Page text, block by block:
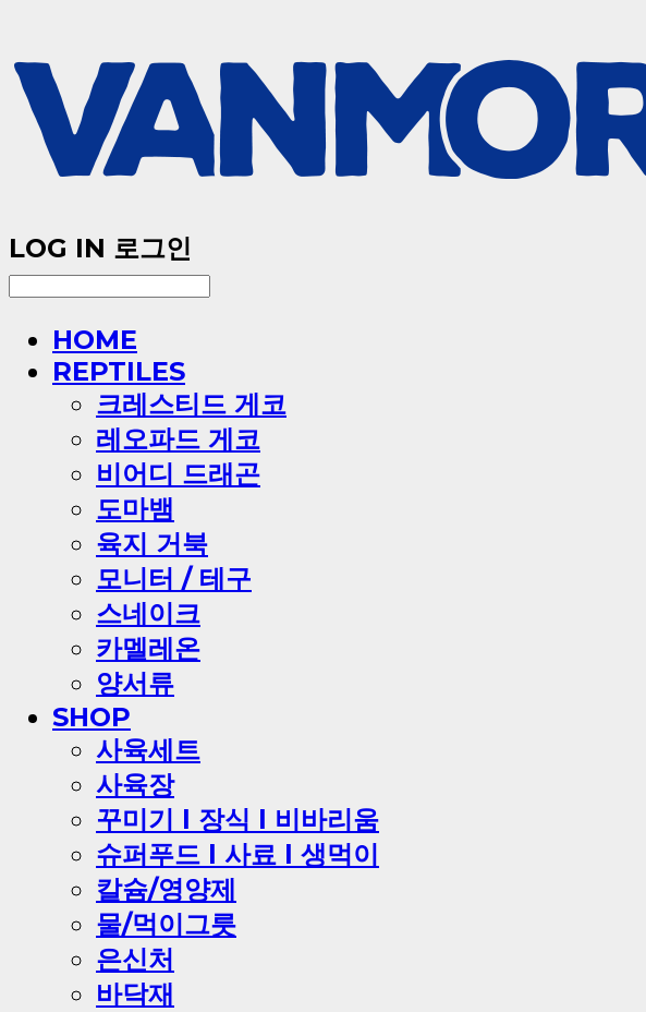
LOG IN 로그인
HOME
REPTILES
크레스티드 게코
레오파드 게코
비어디 드래곤
도마뱀
육지 거북
모니터 / 테구
스네이크
카멜레온
양서류
SHOP
사육세트
사육장
꾸미기 l 장식 l 비바리움
슈퍼푸드 l 사료 l 생먹이
칼슘/영양제
물/먹이그릇
은신처
바닥재